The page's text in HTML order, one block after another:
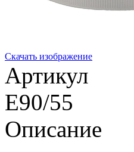
Скачать изображение
Артикул
E90/55
Описание